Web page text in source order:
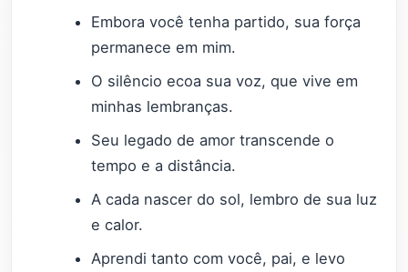
Embora você tenha partido, sua força
permanece em mim.
O silêncio ecoa sua voz, que vive em
minhas lembranças.
Seu legado de amor transcende o
tempo e a distância.
A cada nascer do sol, lembro de sua luz
e calor.
Aprendi tanto com você, pai, e levo